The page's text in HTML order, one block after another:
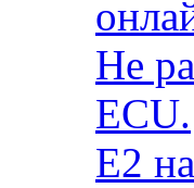
Не
ECU.
E2